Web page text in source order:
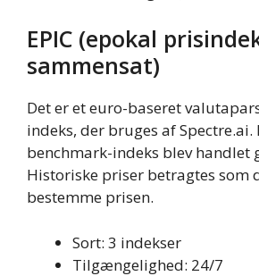
EPIC (epokal
sammensat)
Det er et euro-baseret
indeks, der bruges af Spectre.ai.
benchmark-indeks blev handlet
Historiske priser betragtes som
bestemme prisen.
Sort: 3 indekser
Tilgængelighed: 24/7